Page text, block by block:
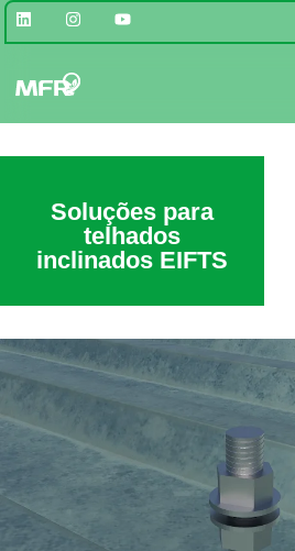
Soluções para
telhados
inclinados EIFTS